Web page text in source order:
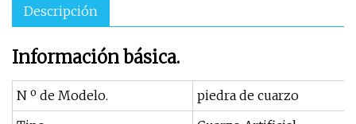
Descripción
Información básica.
N º de Modelo.
piedra de cuarzo